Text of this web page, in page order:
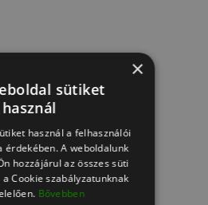
bácsi ajánlása
×
sütiket
használ
használ a felhasználói
érdekében. A weboldalunk
hozzájárul az összes süti
Cookie szabályzatunknak
Bővebben